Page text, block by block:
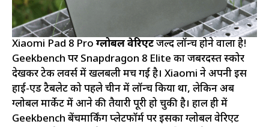
Xiaomi Pad 8 Pro ग्लोबल वेरिएंटजल्द लॉन्च होने वाला है!
Geekbench पर Snapdragon 8 Elite का जबरदस्त स्कोर
देखकर टेक लवर्स में खलबली मच गई है। Xiaomi ने अपनी इस
हाई-एंड टैबलेट को पहले चीन में लॉन्च किया था, लेकिन अब
ग्लोबल मार्केट में आने की तैयारी पूरी हो चुकी है। हाल ही में
Geekbench बेंचमार्किंग प्लेटफॉर्म पर इसका ग्लोबल वेरिएंट